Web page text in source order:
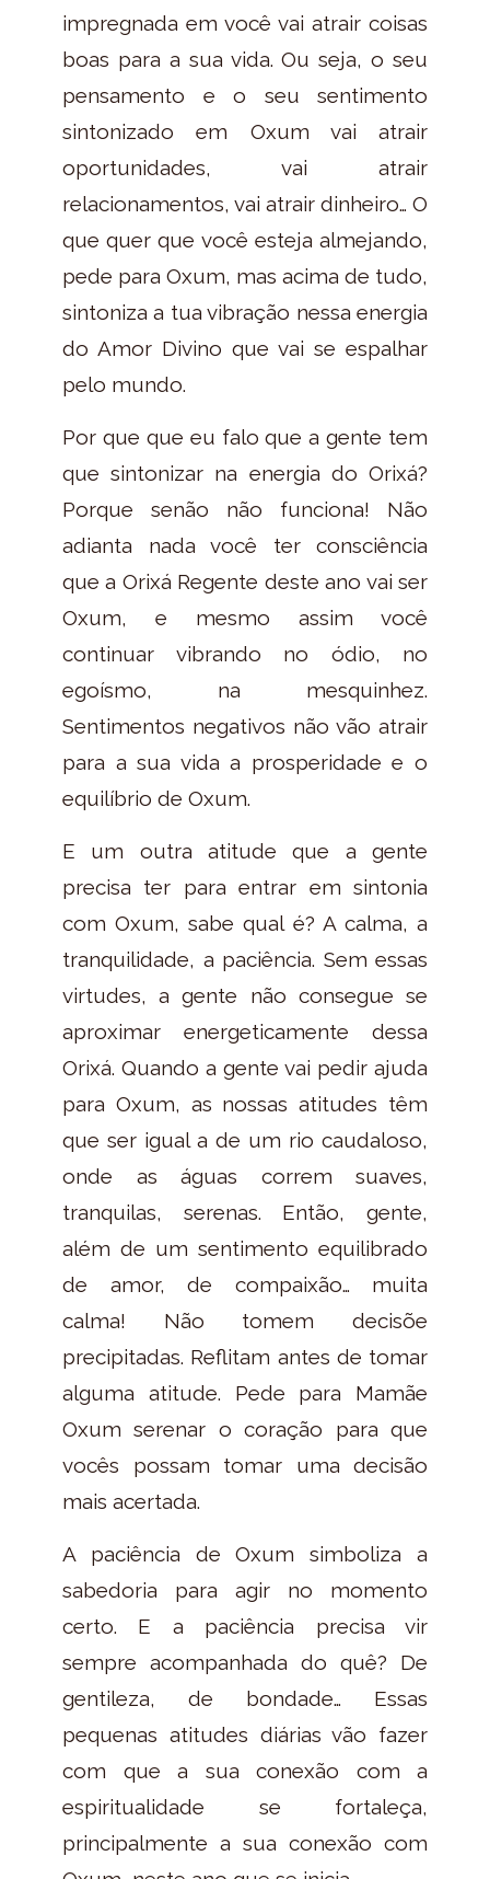
impregnada em você vai atrair coisas
boas para a sua vida. Ou seja, o seu
pensamento e o seu sentimento
sintonizado em Oxum vai atrair
oportunidades, vai atrair
relacionamentos, vai atrair dinheiro… O
que quer que você esteja almejando,
pede para Oxum, mas acima de tudo,
sintoniza a tua vibração nessa energia
do Amor Divino que vai se espalhar
pelo mundo.
Por que que eu falo que a gente tem
que sintonizar na energia do Orixá?
Porque senão não funciona! Não
adianta nada você ter consciência
que a Orixá Regente deste ano vai ser
Oxum, e mesmo assim você
continuar vibrando no ódio, no
egoísmo, na mesquinhez.
Sentimentos negativos não vão atrair
para a sua vida a prosperidade e o
equilíbrio de Oxum.
E um outra atitude que a gente
precisa ter para entrar em sintonia
com Oxum, sabe qual é? A calma, a
tranquilidade, a paciência. Sem essas
virtudes, a gente não consegue se
aproximar energeticamente dessa
Orixá. Quando a gente vai pedir ajuda
para Oxum, as nossas atitudes têm
que ser igual a de um rio caudaloso,
onde as águas correm suaves,
tranquilas, serenas. Então, gente,
além de um sentimento equilibrado
de amor, de compaixão… muita
calma! Não tomem decisõe
precipitadas. Reflitam antes de tomar
alguma atitude. Pede para Mamãe
Oxum serenar o coração para que
vocês possam tomar uma decisão
mais acertada.
A paciência de Oxum simboliza a
sabedoria para agir no momento
certo. E a paciência precisa vir
sempre acompanhada do quê? De
gentileza, de bondade… Essas
pequenas atitudes diárias vão fazer
com que a sua conexão com a
espiritualidade se fortaleça,
principalmente a sua conexão com